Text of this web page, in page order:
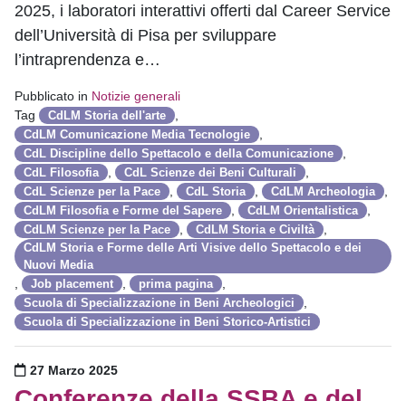
2025, i laboratori interattivi offerti dal Career Service
dell’Università di Pisa per sviluppare
l’intraprendenza e…
Pubblicato in Notizie generali
Tag
CdLM Storia dell'arte
CdLM Comunicazione Media Tecnologie
CdL Discipline dello Spettacolo e della Comunicazione
CdL Filosofia CdL Scienze dei Beni Culturali
CdL Scienze per la Pace CdL Storia CdLM Archeologia
CdLM Filosofia e Forme del Sapere CdLM Orientalistica
CdLM Scienze per la Pace CdLM Storia e Civiltà
CdLM Storia e Forme delle Arti Visive dello Spettacolo e dei
Nuovi Media
Job placement prima pagina
Scuola di Specializzazione in Beni Archeologici
Scuola di Specializzazione in Beni Storico-Artistici
Pubblicato il
27 Marzo 2025